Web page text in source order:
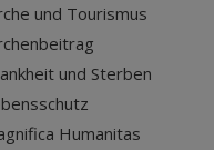
und Tourismus
und Sterben
Humanitas